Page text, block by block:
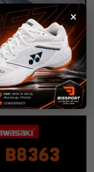
×
B8363 là dây đeo vai
lâu dài, bạn sẽ cảm thấy
đeo còn có thể điều
cao và nhu cầu sử dụng